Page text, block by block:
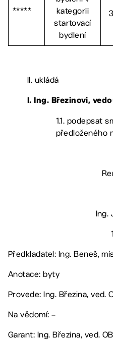
*****
kategorii
startovací
bydlení
II. ukládá
l. Ing. Březinovi,
1.1. podepsat
předloženého
Ing.
Předkladatel: Ing. Beneš,
Anotace: byty
Provede: Ing. Březina, ved.
Na vědomí: –
Garant: Ing. Březina, ved.